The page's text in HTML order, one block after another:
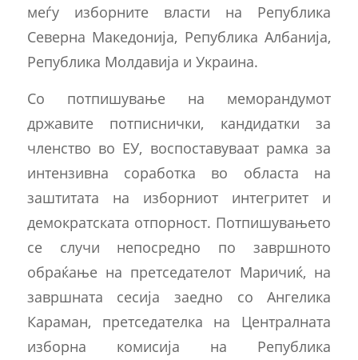
меѓу изборните власти на Република
Северна Македонија, Република Албанија,
Република Молдавија и Украина.
Со потпишување на меморандумот
државите потписнички, кандидатки за
членство во ЕУ, воспоставуваат рамка за
интензивна соработка во областа на
заштитата на изборниот интегритет и
демократската отпорност. Потпишувањето
се случи непосредно по завршното
обраќање на претседателот Маричиќ, на
завршната сесија заедно со Ангелика
Караман, претседателка на Централната
изборна комисија на Република